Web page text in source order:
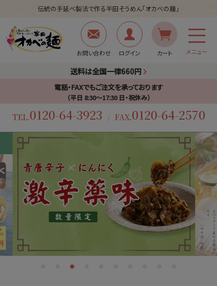
伝統の手延べ製法で作る半田そうめん「オカベの麺」
お問い合わせ ログイン カート メニュー
送料は全国一律660円
電話・FAXでもご注文を承っております
（平日 8:30〜17:30 日・祝休み）
TEL.0120-64-3923 / FAX.0120-64-2570